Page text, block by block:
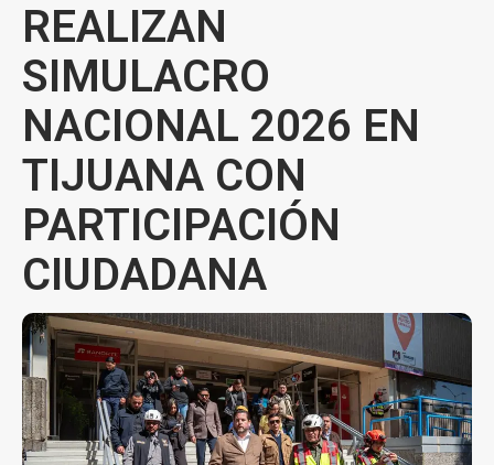
REALIZAN
SIMULACRO
NACIONAL 2026 EN
TIJUANA CON
PARTICIPACIÓN
CIUDADANA